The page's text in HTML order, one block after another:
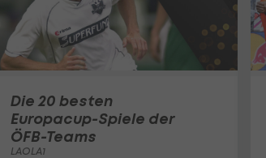
Die 20 besten
Europacup-Spiele der
ÖFB-Teams
LAOLA1